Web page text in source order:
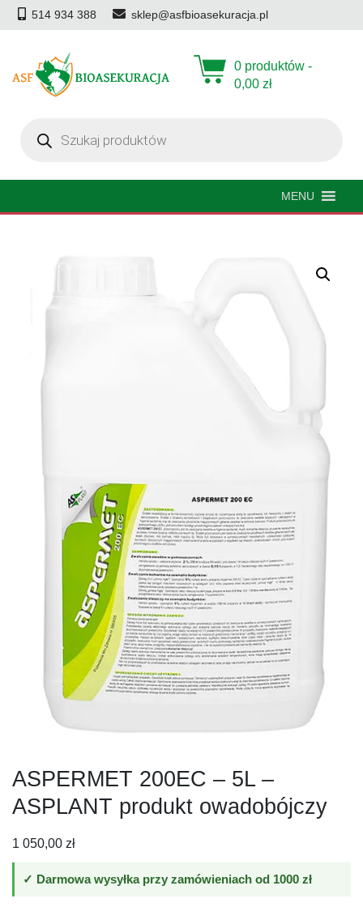
514 934 388 sklep@asfbioasekuracja.pl
0 produktów -
0,00 zł
produktów
MENU
ASPERMET 200EC – 5L –
ASPLANT produkt owadobójczy
1 050,00 zł
✓ Darmowa wysyłka przy zamówieniach od 1000 zł